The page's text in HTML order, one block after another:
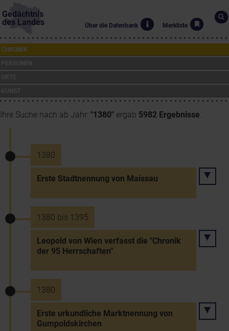
Gedächtnis
des Landes
Über die Datenbank Merkliste
CHRONIK
Ihre Suche nach ab Jahr: "1380" ergab 5982 Ergebnisse.
1380
Erste Stadtnennung von Maissau
1380 bis 1395
Leopold von Wien verfasst die "Chronik
der 95 Herrschaften"
1380
Erste urkundliche Marktnennung von
Gumpoldskirchen